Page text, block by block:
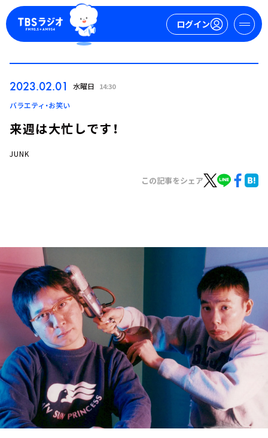
ログイン
ログイン
トピックス
TBS Podcast
お知らせ
イベント・グッズ
YouTube
会社情報
2023.02.01 水曜日 14:30
バラエティ・お笑い
来週は大忙しです！
JUNK
この記事をシェア